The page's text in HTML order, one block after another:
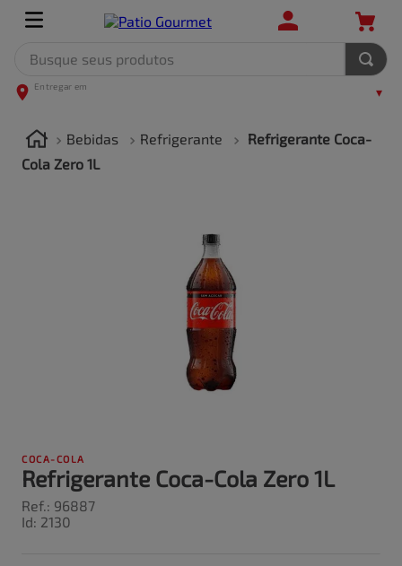
Bebidas Refrigerante
Refrigerante Coca-
Cola Zero 1L
COCA-COLA
Refrigerante Coca-Cola Zero 1L
Ref.: 96887
Id: 2130
TERMOS MAIS BUSCADOS
2º